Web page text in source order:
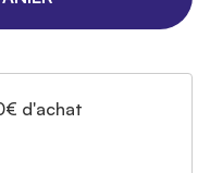
d'achat